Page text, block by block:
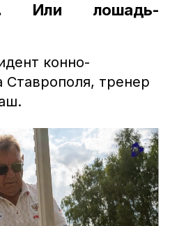
Или лошадь-
конно-
Ставрополя, тренер